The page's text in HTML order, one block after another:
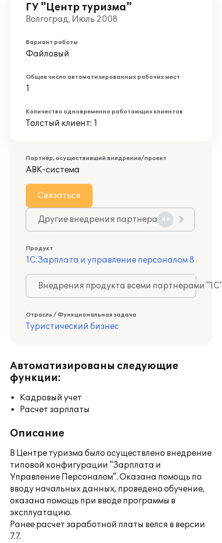
ГУ "Центр туризма"
Волгоград, Июль 2008
Вариант работы
Файловый
Общее число автоматизированных рабочих мест
1
Количество одновременно работающих клиентов
Толстый клиент: 1
Партнер, осуществивший внедрение/проект
АВК-система
Связаться
Другие внедрения партнера 46
Продукт
1С:Зарплата и управление персоналом 8
Внедрения продукта всеми партнерами
Отрасль / Функциональная задача
Туристический бизнес
Автоматизированы следующие
функции:
Кадровый учет
Расчет зарплаты
Описание
В Центре туризма было осуществлено внедрение
типовой конфигурации "Зарплата и
Управление Персоналом". Оказана помощь по
вводу начальных данных, проведено обучение,
оказана помощь при вводе программы в
эксплуатацию.
Ранее расчет заработной платы велся в версии
7.7.